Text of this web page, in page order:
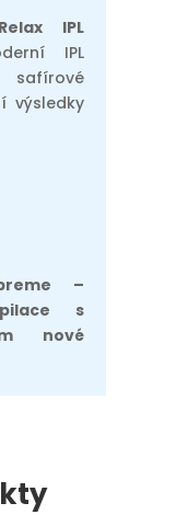
IPL
IPL
safírové
výsledky
–
s
nové